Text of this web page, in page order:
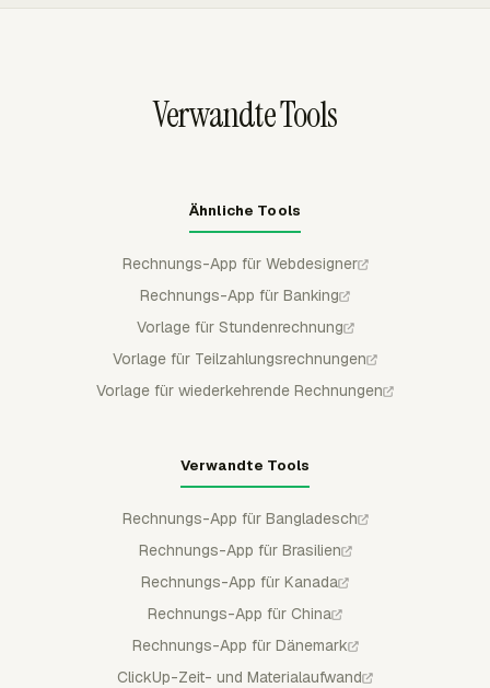
Verwandte Tools
Ähnliche Tools
Rechnungs-App für Webdesigner
Rechnungs-App für Banking
Vorlage für Stundenrechnung
Vorlage für Teilzahlungsrechnungen
Vorlage für wiederkehrende Rechnungen
Verwandte Tools
Rechnungs-App für Bangladesch
Rechnungs-App für Brasilien
Rechnungs-App für Kanada
Rechnungs-App für China
Rechnungs-App für Dänemark
ClickUp-Zeit- und Materialaufwand